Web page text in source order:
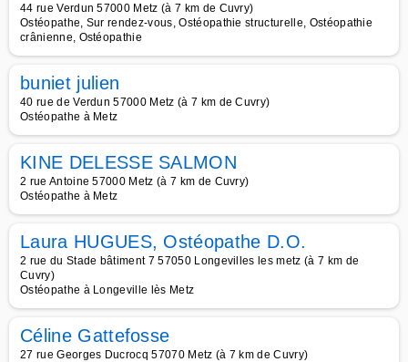
44 rue Verdun 57000 Metz (à 7 km de Cuvry)
Ostéopathe, Sur rendez-vous, Ostéopathie structurelle, Ostéopathie
crânienne, Ostéopathie
buniet julien
40 rue de Verdun 57000 Metz (à 7 km de Cuvry)
Ostéopathe à Metz
KINE DELESSE SALMON
2 rue Antoine 57000 Metz (à 7 km de Cuvry)
Ostéopathe à Metz
Laura HUGUES, Ostéopathe D.O.
2 rue du Stade bâtiment 7 57050 Longevilles les metz (à 7 km de
Cuvry)
Ostéopathe à Longeville lès Metz
Céline Gattefosse
27 rue Georges Ducrocq 57070 Metz (à 7 km de Cuvry)